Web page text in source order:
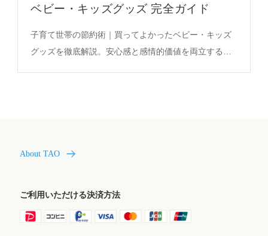
ベビー・キッズグッズ 完全ガイド
子育て世帯の節約術｜買ってよかったベビー・キッズ
グッズを徹底解説。安心感と感情的価値を両立するク
About TAO
ご利用いただける決済方法